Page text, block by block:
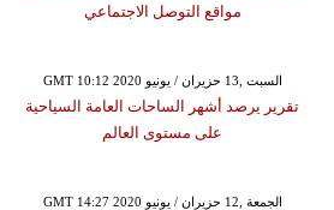
مواقع التوصل الاجتماعي
GMT 10:12 2020 السبت ,13 حزيران / يونيو
تقرير يرصد أشهر الساحات العامة السياحية
على مستوى العالم
GMT 14:27 2020 الجمعة ,12 حزيران / يونيو